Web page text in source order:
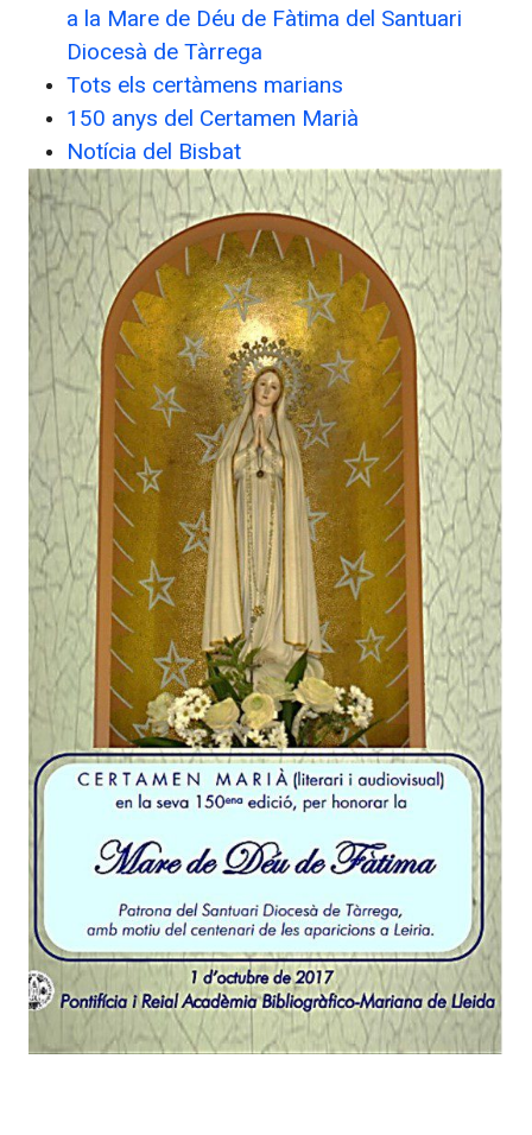
a la Mare de Déu de Fàtima del Santuari
Diocesà de Tàrrega
Tots els certàmens marians
150 anys del Certamen Marià
Notícia del Bisbat